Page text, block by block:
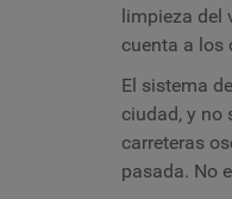
limpieza del
cuenta a los
El sistema
ciudad, y no
carreteras
pasada. No